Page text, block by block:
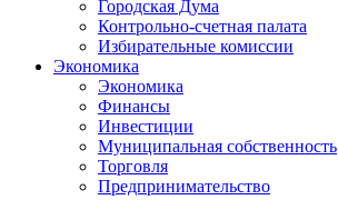
Городская Дума
Контрольно-счетная палата
Избирательные комиссии
Экономика
Экономика
Финансы
Инвестиции
Муниципальная собственность
Торговля
Предпринимательство